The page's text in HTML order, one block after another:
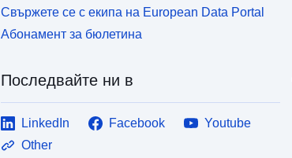
Свържете се с екипа на European Data Portal
Абонамент за бюлетина
Последвайте ни в
LinkedIn Facebook
Youtube
Other